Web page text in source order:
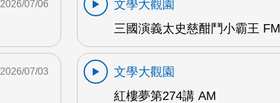
2026/07/06
文學大觀園
三國演義太史慈酣鬥小霸王 FM
2026/07/03
文學大觀園
紅樓夢第274講 AM